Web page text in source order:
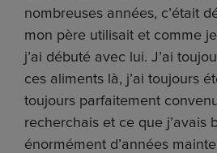
nombreuses années, c’était
mon père utilisait et comme
j’ai débuté avec lui. J’ai
ces aliments là, j’ai toujours
toujours parfaitement
recherchais et ce que j’avais
énormément d’années